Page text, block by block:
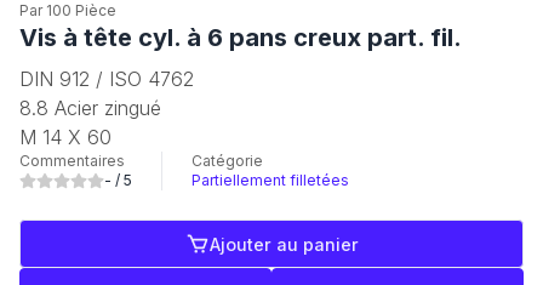
Par 100 Pièce
Vis à tête cyl. à 6 pans creux part. fil.
DIN 912 / ISO 4762
8.8 Acier zingué
M 14 X 60
Commentaires
- / 5
Catégorie
Partiellement filletées
Ajouter au panier